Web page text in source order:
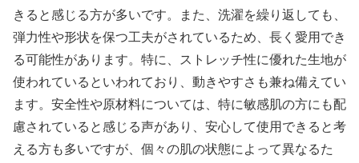
きると感じる方が多いです。また、洗濯を繰り返しても、
弾力性や形状を保つ工夫がされているため、長く愛用でき
る可能性があります。特に、ストレッチ性に優れた生地が
使われているといわれており、動きやすさも兼ね備えてい
ます。安全性や原材料については、特に敏感肌の方にも配
慮されていると感じる声があり、安心して使用できると考
える方も多いですが、個々の肌の状態によって異なるた